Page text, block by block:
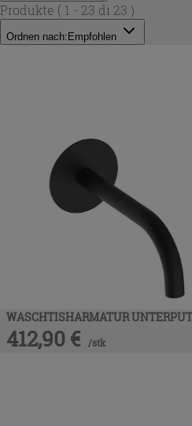
Produkte ( 1 - 23 di 23 )
Ordnen nach: Empfohlen
WASCHTISHARMATUR
412,90 € /stk